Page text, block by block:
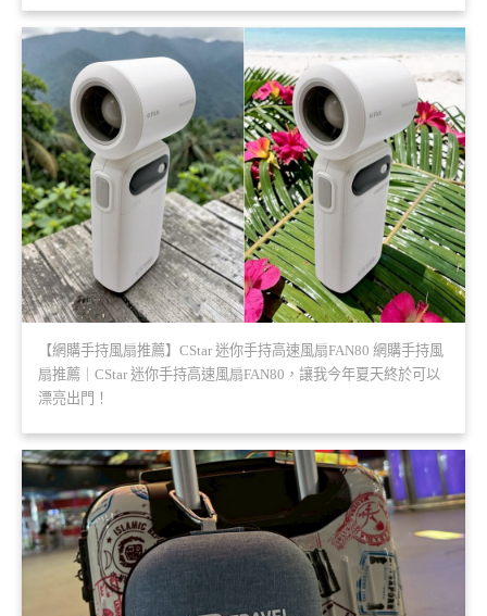
【網購手持風扇推薦】CStar 迷你手持高速風扇FAN80 網購手持風
扇推薦｜CStar 迷你手持高速風扇FAN80，讓我今年夏天終於可以
漂亮出門！